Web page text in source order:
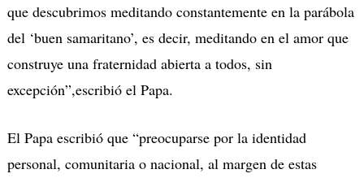
que descubrimos meditando constantemente en la parábola
del ‘buen samaritano’, es decir, meditando en el amor que
construye una fraternidad abierta a todos, sin
excepción”,escribió el Papa.
El Papa escribió que “preocuparse por la identidad
personal, comunitaria o nacional, al margen de estas